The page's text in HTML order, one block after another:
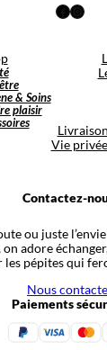
Facebook
& Soins
plaisir
Vie
Contactez-
ou juste
on adore
les pépites qui
Nous
Paiements